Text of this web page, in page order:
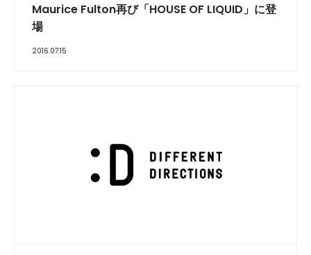
Maurice Fulton再び「HOUSE OF LIQUID」に登
場
2016.07.15